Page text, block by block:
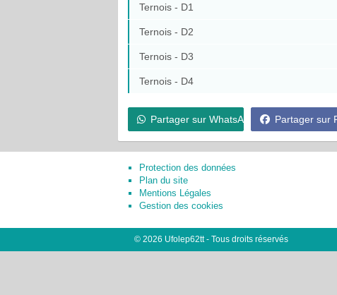
Ternois - D1
Ternois - D2
Ternois - D3
Ternois - D4
Partager sur WhatsApp Partager sur
Protection des données
Plan du site
Mentions Légales
Gestion des cookies
© 2026 Ufolep62tt - Tous droits réservés